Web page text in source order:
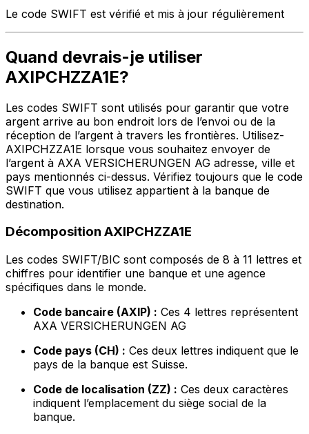
Le code SWIFT est vérifié et mis à jour régulièrement
Quand devrais-je utiliser
AXIPCHZZA1E?
Les codes SWIFT sont utilisés pour garantir que votre
argent arrive au bon endroit lors de l’envoi ou de la
réception de l’argent à travers les frontières. Utilisez-
AXIPCHZZA1E lorsque vous souhaitez envoyer de
l’argent à AXA VERSICHERUNGEN AG adresse, ville et
pays mentionnés ci-dessus. Vérifiez toujours que le code
SWIFT que vous utilisez appartient à la banque de
destination.
Décomposition AXIPCHZZA1E
Les codes SWIFT/BIC sont composés de 8 à 11 lettres et
chiffres pour identifier une banque et une agence
spécifiques dans le monde.
Code bancaire (AXIP) : Ces 4 lettres représentent
AXA VERSICHERUNGEN AG
Code pays (CH) : Ces deux lettres indiquent que le
pays de la banque est Suisse.
Code de localisation (ZZ) : Ces deux caractères
indiquent l’emplacement du siège social de la
banque.